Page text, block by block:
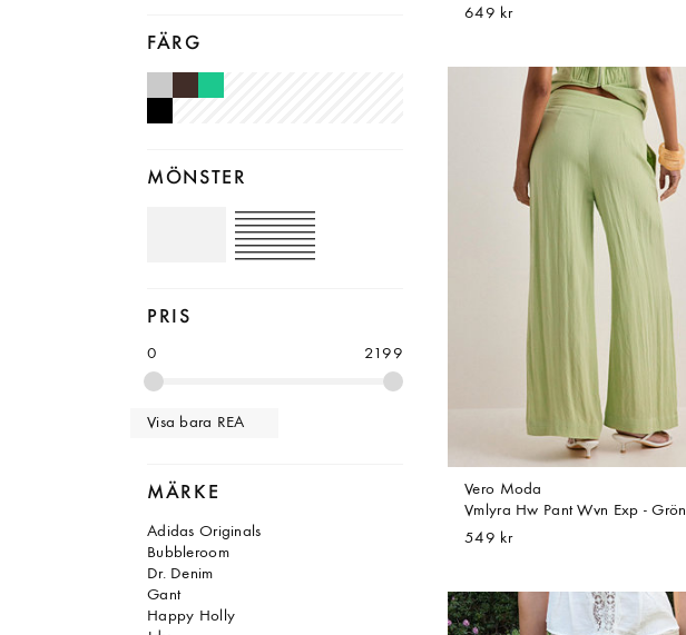
FÄRG
MÖNSTER
Omönstrade byxorRandiga byxor
PRIS
0 2199
Visa bara REA
MÄRKE
Adidas Originals
Bubbleroom
Dr. Denim
Gant
Happy Holly
649 kr
Vero Moda
Vmlyra Hw Pant Wvn Exp - Grön
549 kr